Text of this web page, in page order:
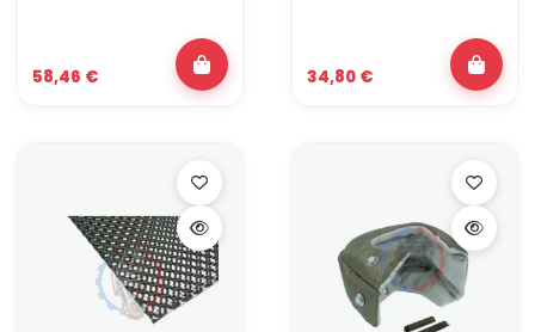
58,46 € 34,80 €